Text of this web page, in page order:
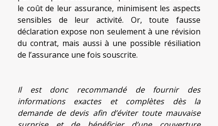
le coût de leur assurance, minimisent les aspects
sensibles de leur activité. Or, toute fausse
déclaration expose non seulement à une révision
du contrat, mais aussi à une possible résiliation
de l’assurance une fois souscrite.
Il est donc recommandé de fournir des
informations exactes et complètes dès la
demande de devis afin d’éviter toute mauvaise